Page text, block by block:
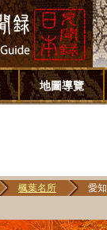
地圖導覽
楓葉名所 愛知